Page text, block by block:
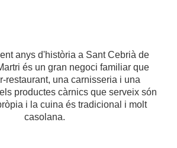
anys d'història a Sant Cebrià de
és un gran negoci familiar que
restaurant, una carnisseria i una
productes càrnics que serveix són
i la cuina és tradicional i molt
casolana.